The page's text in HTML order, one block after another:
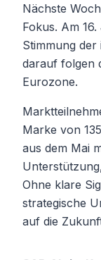
Nächste
Fokus. Am
Stimmung
darauf folgen
Eurozone.
Marke von
aus dem Mai
Ohne klare
strategische
auf die